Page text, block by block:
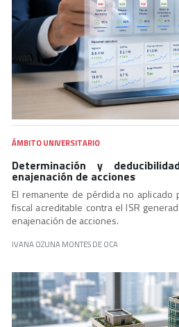
ÁMBITO UNIVERSITARIO
Determinación y
enajenación de acciones
El remanente de pérdida no
fiscal acreditable contra el ISR
enajenación de acciones.
IVANA OZUNA MONTES DE OCA